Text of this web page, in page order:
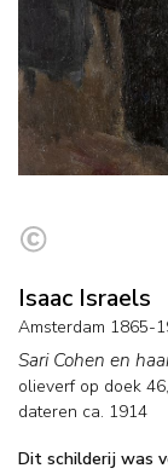
Isaac Israels
Amsterdam 1865-
Sari Cohen en
olieverf op doek
dateren ca. 1914
Dit schilderij was